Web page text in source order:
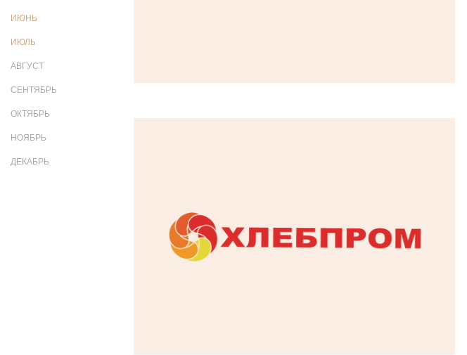
ИЮНЬ
ИЮЛЬ
АВГУСТ
СЕНТЯБРЬ
ОКТЯБРЬ
НОЯБРЬ
ДЕКАБРЬ